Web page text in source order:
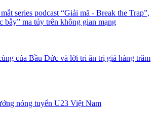
series podcast “Giải mã - Break the Trap”,
bẫy” ma túy trên không gian mạng
của Bầu Đức và lời tri ân trị giá hàng trăm
nóng tuyển U23 Việt Nam